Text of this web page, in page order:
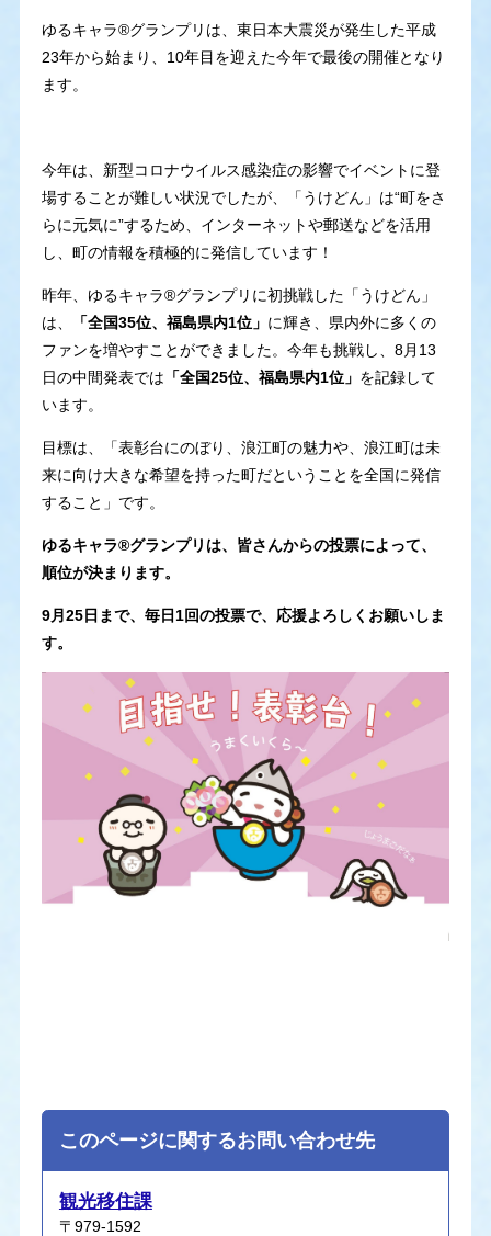
ゆるキャラ®グランプリは、東日本大震災が発生した平成
23年から始まり、10年目を迎えた今年で最後の開催となり
ます。
今年は、新型コロナウイルス感染症の影響でイベントに登
場することが難しい状況でしたが、「うけどん」は“町をさ
らに元気に”するため、インターネットや郵送などを活用
し、町の情報を積極的に発信しています！
昨年、ゆるキャラ®グランプリに初挑戦した「うけどん」
は、
「全国35位、福島県内1位」 に輝き、県内外に多くの
ファンを増やすことができました。今年も挑戦し、8月13
日の中間発表では 「全国25位、福島県内1位」 を記録して
います。
目標は、「表彰台にのぼり、浪江町の魅力や、浪江町は未
来に向け大きな希望を持った町だということを全国に発信
すること」です。
ゆるキャラ®グランプリは、皆さんからの投票によって、
順位が決まります。
9月25日まで、毎日1回の投票で、応援よろしくお願いしま
す。
このページに関するお問い合わせ先
観光移住課
〒979-1592